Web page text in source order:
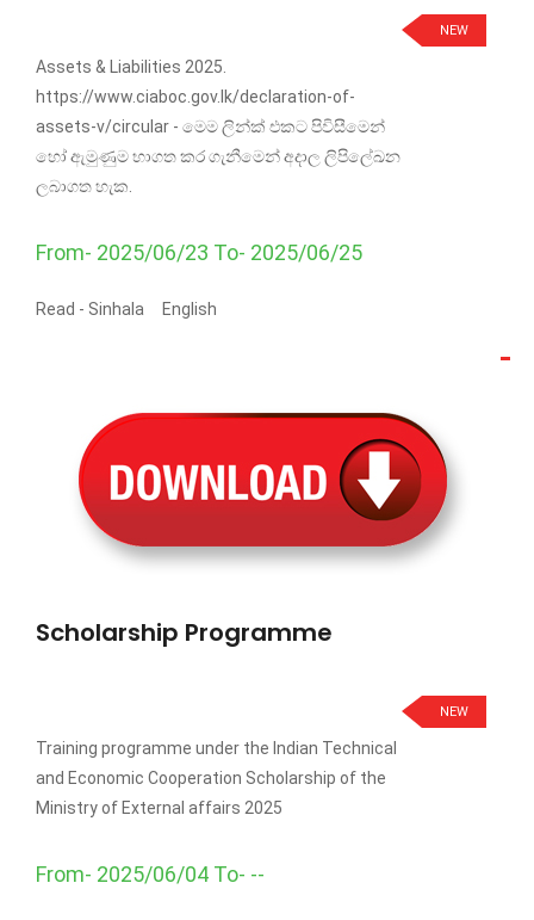
NEW
Assets & Liabilities 2025.
https://www.ciaboc.gov.lk/declaration-of-
assets-v/circular - මෙම ලින්ක් එකට පිවිසීමෙන්
හෝ ඇමුණුම භාගත කර ගැනීමෙන් අදාල ලිපිලේඛන
ලබාගත හැක.
From- 2025/06/23 To- 2025/06/25
Read - Sinhala English
Scholarship Programme
NEW
Training programme under the Indian Technical
and Economic Cooperation Scholarship of the
Ministry of External affairs 2025
From- 2025/06/04 To- --